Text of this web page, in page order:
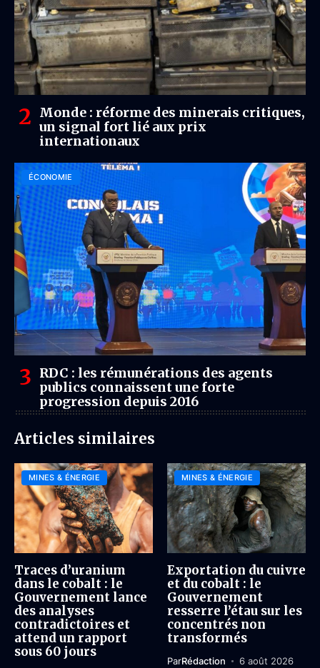
Monde : réforme des minerais critiques,
un signal fort lié aux prix
internationaux
ÉCONOMIE
RDC : les rémunérations des agents
publics connaissent une forte
progression depuis 2016
Articles similaires
MINES & ÉNERGIE
Traces d’uranium
dans le cobalt : le
Gouvernement lance
des analyses
contradictoires et
attend un rapport
sous 60 jours
MINES & ÉNERGIE
Exportation du cuivre
et du cobalt : le
Gouvernement
resserre l’étau sur les
concentrés non
transformés
ParRédaction 6 août 2026